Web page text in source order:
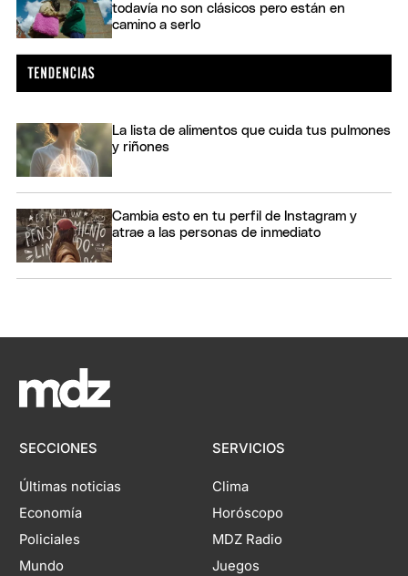
todavía no son clásicos pero están en
camino a serlo
La lista de alimentos que cuida tus pulmones
y riñones
Cambia esto en tu perfil de Instagram y
atrae a las personas de inmediato
SECCIONES
Últimas noticias
Economía
Policiales
Mundo
SERVICIOS
Clima
Horóscopo
MDZ Radio
Juegos